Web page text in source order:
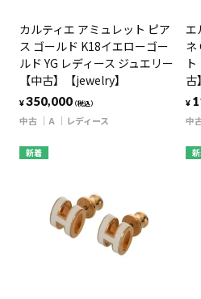
カルティエ アミュレット ピア
ス ゴールド K18イエローゴー
ルド YG レディース ジュエリー
【中古】【jewelry】
¥350,000（税込）
中古 A レディース
エ
ネ
古
¥
中
新着